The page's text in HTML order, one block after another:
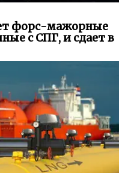
форс-мажорные
с СПГ, и сдает в